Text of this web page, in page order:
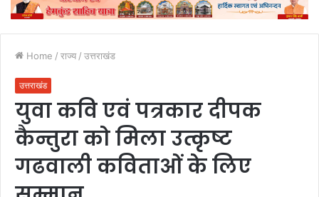
Home / राज्य / उत्तराखंड
उत्तराखंड
युवा कवि एवं पत्रकार दीपक
कैन्तुरा को मिला उत्कृष्ट
गढवाली कविताओं के लिए